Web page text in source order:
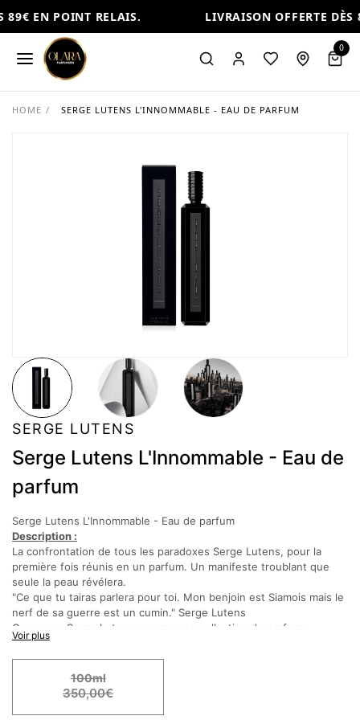
EN POINT RELAIS. LIVRAISON OFFERTE DÈS
0
HOME / SERGE LUTENS L'INNOMMABLE - EAU DE PARFUM
SERGE LUTENS
Serge Lutens L'Innommable - Eau de
parfum
Serge Lutens L'Innommable - Eau de parfum
Description :
La confrontation de tous les paradoxes Serge Lutens, pour la
première fois réunis en un parfum. Un manifeste troublant que
seule la peau révélera.
"Ce que tu tairas parlera pour toi. Mon benjoin est Siamois mais le
nerf de sa guerre est un cumin." Serge Lutens
Conçu par Serge Lutens comme une collection de parfums
signature, le dessin de Gratte-ciel nous ramène à l’esthétique
skyline du New York des années 20/30. Perfection d’un noir laqué,
biseautage des arêtes aussi aiguisées que la pointe d’un Chrysler
Building, ce flacon emblématique va chercher ses influences dans
d’Art-déco pour incarner une nouvelle modernité, l’avant-garde
Voir plus
100ml
350,00€